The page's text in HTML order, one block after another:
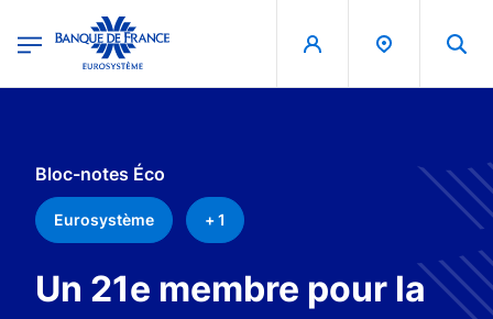
Banque de France - Menu Principal
Bloc-notes Éco
Eurosystème + 1
Un 21e membre pour la